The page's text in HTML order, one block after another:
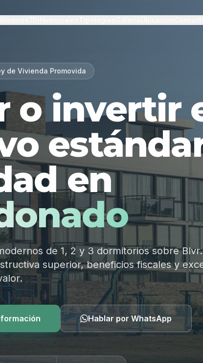
de Vivienda Promovida
o invertir
en
de 1, 2 y 3 dormitorios sobre
superior, beneficios fiscales y
Hablar por WhatsApp